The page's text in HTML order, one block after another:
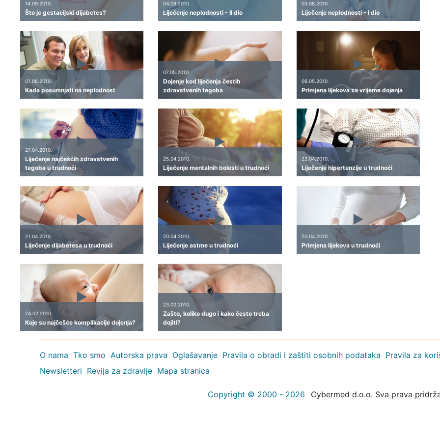
14.09.2010.
Što je gestacijski dijabetes?
04.08.2010.
Liječenje neplodnosti - II dio
03.08.2010.
Liječenje neplodnosti - I dio
01.08.2010.
Kada posumnjati na neplodnost
07.05.2010.
Dojenje kod liječenja čestih
zdravstvenih tegoba
06.05.2010.
Primjena lijekova za vrijeme dojenja
27.04.2010.
Liječenje najčešćih zdravstvenih
tegoba u trudnoći
25.04.2010.
Liječenje mentalnih bolesti u trudnoći
22.04.2010.
Liječenje hipertenzije u trudnoći
21.04.2010.
Liječenje dijabetesa u trudnoći
20.04.2010.
Liječenje astme u trudnoći
20.04.2010.
Primjena lijekova u trudnoći
24.02.2010.
Koje su najčešće komplikacije dojenja?
23.02.2010.
Zašto, koliko dugo i kako često treba
dojiti?
O nama Tko smo Autorska prava Oglašavanje Pravila o obradi i zaštiti osobnih podataka Pravila za
Newsletteri Revija za zdravlje Mapa stranica
Copyright © 2000 - 2026 Cybermed d.o.o. Sva prava